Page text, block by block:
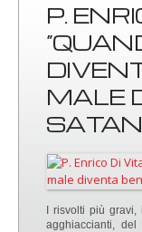
P.
MALE
I risvolti più
agghiaccianti,